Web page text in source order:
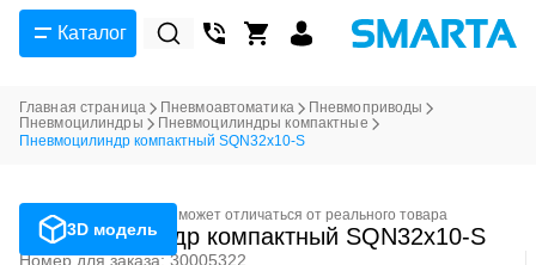
Каталог
Главная страница Пневмоавтоматика
Пневмоприводы
Пневмоцилиндры
Пневмоцилиндры компактные
Пневмоцилиндр компактный SQN32x10-S
3D модель
Фотография может отличаться от реального товара
Пневмоцилиндр компактный SQN32x10-S
Номер для заказа: 30005322